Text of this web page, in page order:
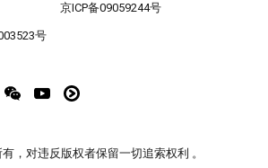
京ICP备09059244号
号
，对违反版权者保留一切追索权利 。